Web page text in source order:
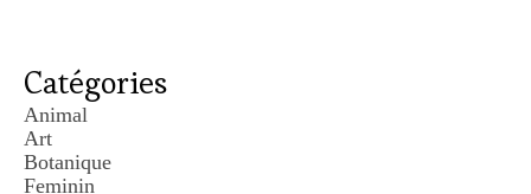
Catégories
Animal
Art
Botanique
Feminin